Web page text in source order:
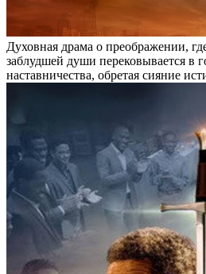
Духовная драма о преображении,
заблудшей души перековывается в
наставничества, обретая сияние